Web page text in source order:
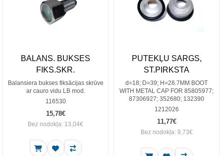
BALANS. BUKSES
FIKS.SKR.
Balansiera bukses fiksācijas skrūve
ar cauro vidu LB mod.
116530
15,78€
Bez nodokļa: 13,04€
PUTEKĻU SARGS,
ST.PIRKSTA
d=18; D=39; H=28.7MM BOOT
WITH METAL CAP FOR 85805977;
87306927; 352680; 132390
1212026
11,77€
Bez nodokļa: 9,73€